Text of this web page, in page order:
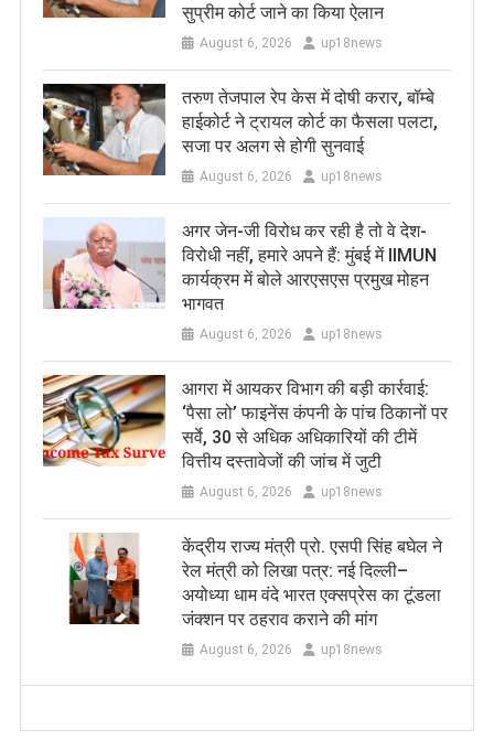
सुप्रीम कोर्ट जाने का किया ऐलान
August 6, 2026 up18news
तरुण तेजपाल रेप केस में दोषी करार, बॉम्बे
हाईकोर्ट ने ट्रायल कोर्ट का फैसला पलटा,
सजा पर अलग से होगी सुनवाई
August 6, 2026 up18news
अगर जेन-जी विरोध कर रही है तो वे देश-
विरोधी नहीं, हमारे अपने हैं: मुंबई में IIMUN
कार्यक्रम में बोले आरएसएस प्रमुख मोहन
भागवत
August 6, 2026 up18news
आगरा में आयकर विभाग की बड़ी कार्रवाई:
‘पैसा लो’ फाइनेंस कंपनी के पांच ठिकानों पर
सर्वे, 30 से अधिक अधिकारियों की टीमें
वित्तीय दस्तावेजों की जांच में जुटी
August 6, 2026 up18news
केंद्रीय राज्य मंत्री प्रो. एसपी सिंह बघेल ने
रेल मंत्री को लिखा पत्र: नई दिल्ली–
अयोध्या धाम वंदे भारत एक्सप्रेस का टूंडला
जंक्शन पर ठहराव कराने की मांग
August 6, 2026 up18news